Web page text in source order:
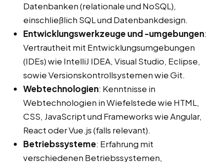
Datenbanken (relationale und NoSQL),
einschließlich SQL und Datenbankdesign.
Entwicklungswerkzeuge und -umgebungen:
Vertrautheit mit Entwicklungsumgebungen
(IDEs) wie IntelliJ IDEA, Visual Studio, Eclipse,
sowie Versionskontrollsystemen wie Git.
Webtechnologien: Kenntnisse in
Webtechnologien in Wiefelstede wie HTML,
CSS, JavaScript und Frameworks wie Angular,
React oder Vue.js (falls relevant).
Betriebssysteme: Erfahrung mit
verschiedenen Betriebssystemen,